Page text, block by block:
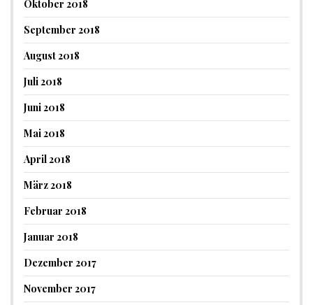
Oktober 2018
September 2018
August 2018
Juli 2018
Juni 2018
Mai 2018
April 2018
März 2018
Februar 2018
Januar 2018
Dezember 2017
November 2017